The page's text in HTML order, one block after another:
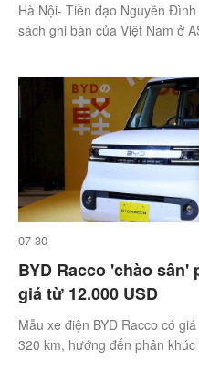
Hà Nội- Tiền đạo Nguyễn
sách ghi bàn của Việt Nam ở
07-30
BYD Racco 'chào sân'
giá từ 12.000 USD
Mẫu xe điện BYD Racco có
320 km, hướng đến phân